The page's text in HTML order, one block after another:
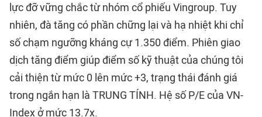
lực đỡ vững chắc từ nhóm cổ phiếu Vingroup. Tuy
nhiên, đà tăng có phần chững lại và hạ nhiệt khi chỉ
số chạm ngưỡng kháng cự 1.350 điểm. Phiên giao
dịch tăng điểm giúp điểm số kỹ thuật của chúng tôi
cải thiện từ mức 0 lên mức +3, trạng thái đánh giá
trong ngắn hạn là TRUNG TÍNH. Hệ số P/E của VN-
Index ở mức 13.7x.